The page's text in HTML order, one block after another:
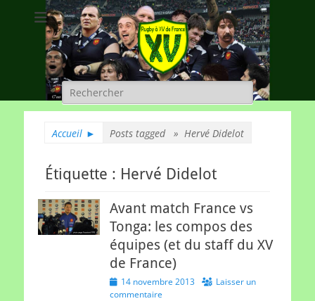
Rugby à XV de
France
A chacun son rugby
Rechercher :
Accueil ► Posts tagged » Hervé Didelot
Étiquette : Hervé Didelot
Avant match France vs
Tonga: les compos des
équipes (et du staff du XV
de France)
Posted
on
14 novembre 2013
Laisser un
commentaire